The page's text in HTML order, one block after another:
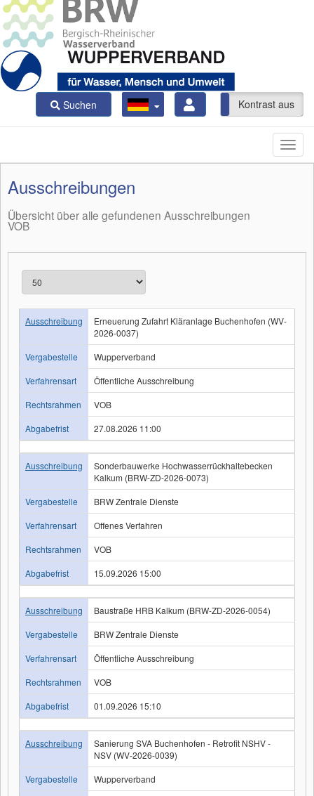
Suchen Kontrast ein Kontrast aus
Ausschreibungen
Übersicht über alle gefundenen Ausschreibungen
VOB
Ausschreibung
Erneuerung Zufahrt Kläranlage Buchenhofen (WV-
2026-0037)
Vergabestelle
Wupperverband
Verfahrensart
Öffentliche Ausschreibung
Rechtsrahmen
VOB
Abgabefrist
27.08.2026 11:00
Ausschreibung
Sonderbauwerke Hochwasserrückhaltebecken
Kalkum (BRW-ZD-2026-0073)
Vergabestelle
BRW Zentrale Dienste
Verfahrensart
Offenes Verfahren
Rechtsrahmen
VOB
Abgabefrist
15.09.2026 15:00
Ausschreibung
Baustraße HRB Kalkum (BRW-ZD-2026-0054)
Vergabestelle
BRW Zentrale Dienste
Verfahrensart
Öffentliche Ausschreibung
Rechtsrahmen
VOB
Abgabefrist
01.09.2026 15:10
Ausschreibung
Sanierung SVA Buchenhofen - Retrofit NSHV -
NSV (WV-2026-0039)
Vergabestelle
Wupperverband